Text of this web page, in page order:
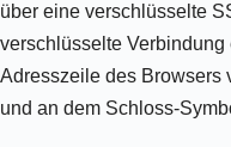
über eine verschlüsselte
verschlüsselte
Adresszeile des Browsers
und an dem Schloss-